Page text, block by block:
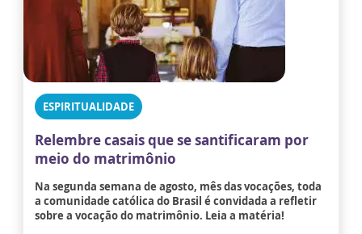
ESPIRITUALIDADE
Relembre casais que se santificaram por
meio do matrimônio
Na segunda semana de agosto, mês das vocações, toda
a comunidade católica do Brasil é convidada a refletir
sobre a vocação do matrimônio. Leia a matéria!